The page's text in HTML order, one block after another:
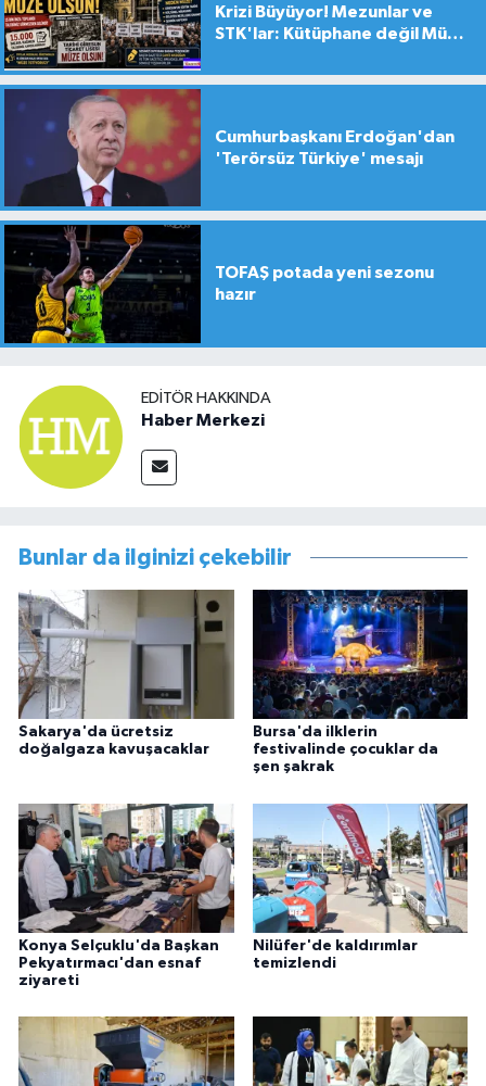
Krizi Büyüyor! Mezunlar ve
STK'lar: Kütüphane değil Müze
Cumhurbaşkanı Erdoğan'dan
'Terörsüz Türkiye' mesajı
TOFAŞ potada yeni sezonu
hazır
EDITÖR HAKKINDA
Haber Merkezi
Bunlar da ilginizi çekebilir
Sakarya'da ücretsiz
doğalgaza kavuşacaklar
Bursa'da ilklerin
festivalinde çocuklar da
şen şakrak
Konya Selçuklu'da Başkan
Pekyatırmacı'dan esnaf
ziyareti
Nilüfer'de kaldırımlar
temizlendi